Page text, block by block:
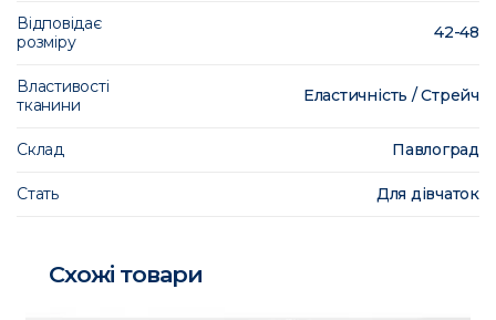
Відповідає
розміру
42-48
Властивості
тканини
Еластичність / Стрейч
Склад Павлоград
Стать Для дівчаток
Схожі товари